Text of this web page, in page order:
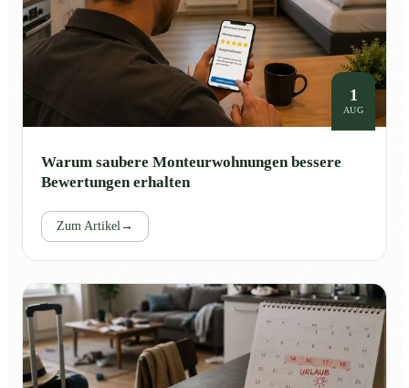
1
AUG
Warum saubere Monteurwohnungen bessere
Bewertungen erhalten
Zum Artikel →